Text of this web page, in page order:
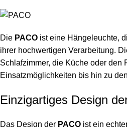
Die PACO ist eine Hängeleuchte,
ihrer hochwertigen Verarbeitung.
Schlafzimmer, die Küche oder
Einsatzmöglichkeiten bis hin zu
Einzigartiges Design
Das Design der PACO ist ein